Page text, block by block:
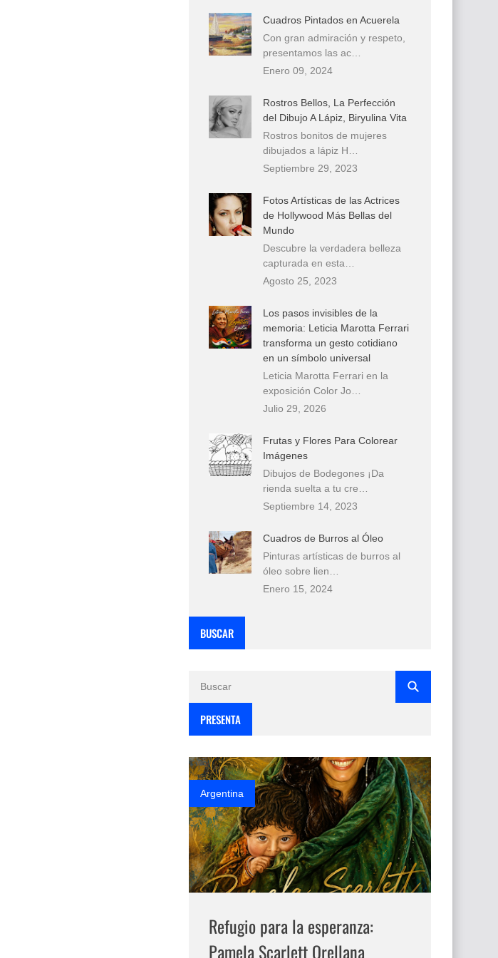
Cuadros Pintados en Acuerela
Con gran admiración y respeto,
presentamos las ac…
Enero 09, 2024
Rostros Bellos, La Perfección
del Dibujo A Lápiz, Biryulina Vita
Rostros bonitos de mujeres
dibujados a lápiz H…
Septiembre 29, 2023
Fotos Artísticas de las Actrices
de Hollywood Más Bellas del
Mundo
Descubre la verdadera belleza
capturada en esta…
Agosto 25, 2023
Los pasos invisibles de la
memoria: Leticia Marotta Ferrari
transforma un gesto cotidiano
en un símbolo universal
Leticia Marotta Ferrari en la
exposición Color Jo…
Julio 29, 2026
Frutas y Flores Para Colorear
Imágenes
Dibujos de Bodegones ¡Da
rienda suelta a tu cre…
Septiembre 14, 2023
Cuadros de Burros al Óleo
Pinturas artísticas de burros al
óleo sobre lien…
Enero 15, 2024
BUSCAR
PRESENTA
Argentina
Refugio para la esperanza:
Pamela Scarlett Orellana